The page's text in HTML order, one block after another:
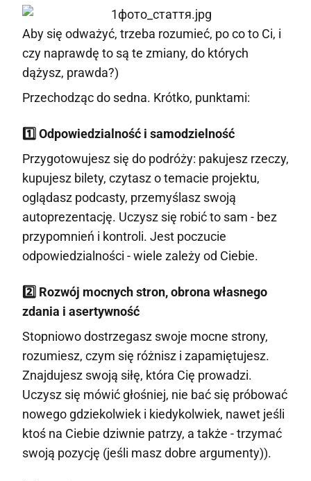
Aby się odważyć, trzeba rozumieć, po co to Ci, i
czy naprawdę to są te zmiany, do których
dążysz, prawda?)
Przechodząc do sedna. Krótko, punktami:
1️⃣ Odpowiedzialność i samodzielność
Przygotowujesz się do podróży: pakujesz rzeczy,
kupujesz bilety, czytasz o temacie projektu,
oglądasz podcasty, przemyślasz swoją
autoprezentację. Uczysz się robić to sam - bez
przypomnień i kontroli. Jest poczucie
odpowiedzialności - wiele zależy od Ciebie.
2️⃣ Rozwój mocnych stron, obrona własnego
zdania i asertywność
Stopniowo dostrzegasz swoje mocne strony,
rozumiesz, czym się różnisz i zapamiętujesz.
Znajdujesz swoją siłę, która Cię prowadzi.
Uczysz się mówić głośniej, nie bać się próbować
nowego gdziekolwiek i kiedykolwiek, nawet jeśli
ktoś na Ciebie dziwnie patrzy, a także - trzymać
swoją pozycję (jeśli masz dobre argumenty)).